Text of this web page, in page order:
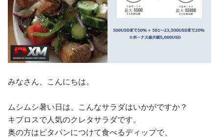
みなさん、こんにちは。
ムシムシ暑い日は、こんなサラダはいかがですか？
キプロスで人気のクレタサラダです。
奥の方はピタパンにつけて食べるディップで、